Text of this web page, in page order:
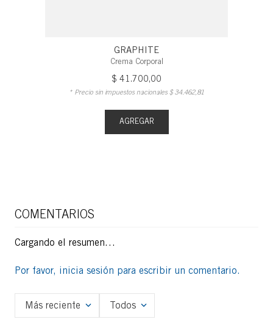
GRAPHITE
Crema Corporal
$ 41 .700,00
* Precio sin impuestos nacionales $ 34.462, 81
AGREGAR
COMENTARIOS
Cargando el resumen…
Por favor, inicia sesión para escribir un comentario.
Más reciente Todos